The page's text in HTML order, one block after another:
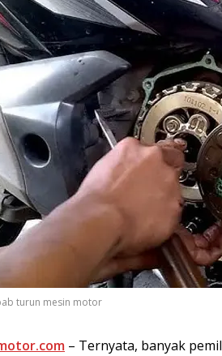
turun mesin motor
– Ternyata, banyak